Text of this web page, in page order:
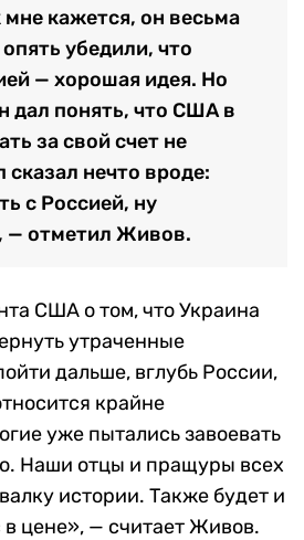
кажется, он весьма
убедили, что
— хорошая идея. Но
дал понять, что США в
за свой счет не
сказал нечто вроде:
с Россией, ну
— отметил Живов.
США о том, что Украина
утраченные
дальше, вглубь России,
крайне
уже пытались завоевать
Наши отцы и пращуры всех
истории. Также будет и
в цене», — считает Живов.